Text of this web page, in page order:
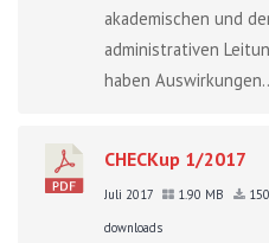
akademischen und
administrativen
haben
CHECKup 1/2017
Juli 2017
1.90 MB
downloads